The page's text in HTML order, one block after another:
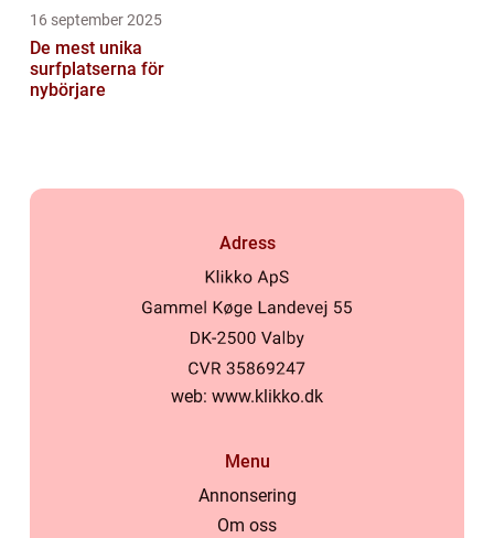
16 september 2025
De mest unika
surfplatserna för
nybörjare
Adress
web: www.klikko.dk
Menu
Annonsering
Om oss